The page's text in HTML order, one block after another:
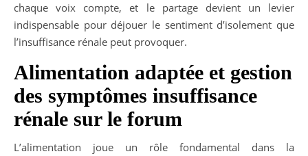
chaque voix compte, et le partage devient un levier
indispensable pour déjouer le sentiment d’isolement que
l’insuffisance rénale peut provoquer.
Alimentation adaptée et gestion
des symptômes insuffisance
rénale sur le forum
L’alimentation joue un rôle fondamental dans la